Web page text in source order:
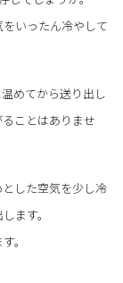
いったん冷やして
めてから送り出し
ことはありませ
した空気を少し冷
ます。
。